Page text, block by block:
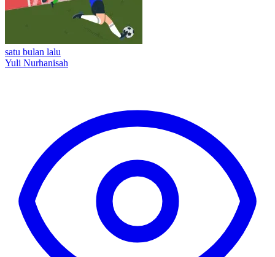
satu bulan lalu
Yuli Nurhanisah